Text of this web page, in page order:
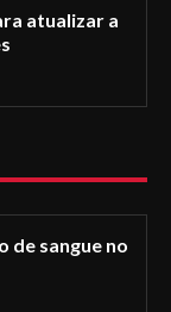
atualizar a
de sangue no